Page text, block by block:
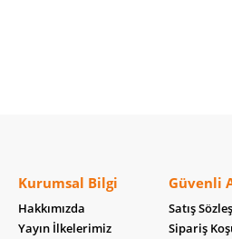
Kurumsal Bilgi
Hakkımızda
Yayın İlkelerimiz
Güvenli
Satış
Sipariş